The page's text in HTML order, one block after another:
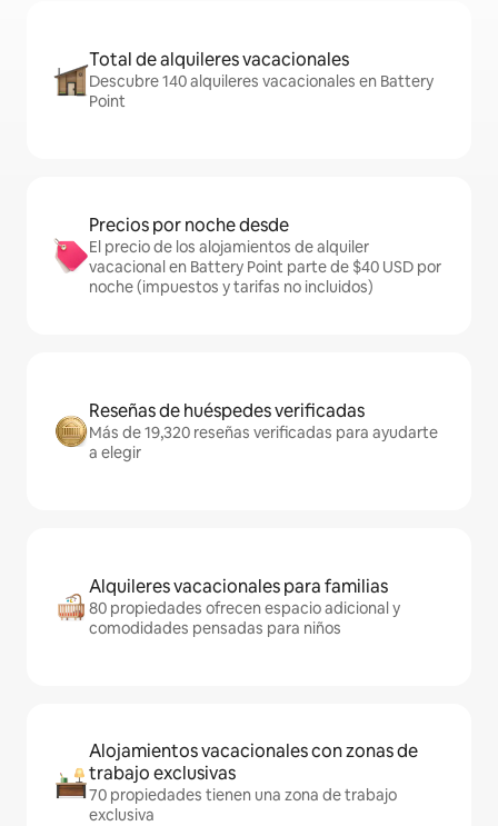
Total de alquileres vacacionales
Descubre 140 alquileres vacacionales en Battery
Point
Precios por noche desde
El precio de los alojamientos de alquiler
vacacional en Battery Point parte de $40 USD por
noche (impuestos y tarifas no incluidos)
Reseñas de huéspedes verificadas
Más de 19,320 reseñas verificadas para ayudarte
a elegir
Alquileres vacacionales para familias
80 propiedades ofrecen espacio adicional y
comodidades pensadas para niños
Alojamientos vacacionales con zonas de
trabajo exclusivas
70 propiedades tienen una zona de trabajo
exclusiva